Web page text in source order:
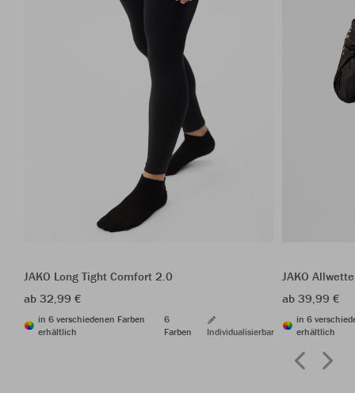
JAKO Long Tight Comfort 2.0
ab 32,99 €
in 6 verschiedenen Farben
erhältlich
6
Farben
Individualisierbar
JAKO
ab 39,99 €
in 6
erhältlich